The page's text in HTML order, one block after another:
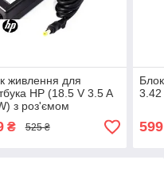
живлення для
HP (18.5 V 3.5 A
з роз'ємом
₴ 525 ₴
3.42
599